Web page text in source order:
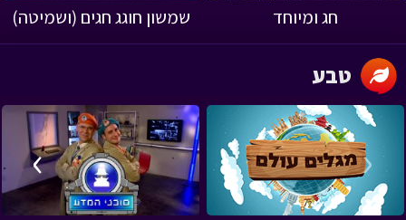
חג ומיוחד שמשון חוגג חגים (ושמיטה)
‹
›